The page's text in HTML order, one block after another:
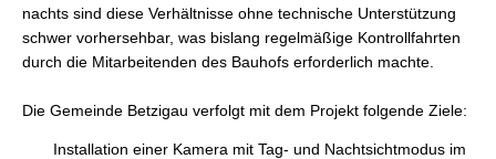
nachts sind diese Verhältnisse ohne technische Unterstützung
schwer vorhersehbar, was bislang regelmäßige Kontrollfahrten
durch die Mitarbeitenden des Bauhofs erforderlich machte.
Die Gemeinde Betzigau verfolgt mit dem Projekt folgende Ziele:
Installation einer Kamera mit Tag- und Nachtsichtmodus im